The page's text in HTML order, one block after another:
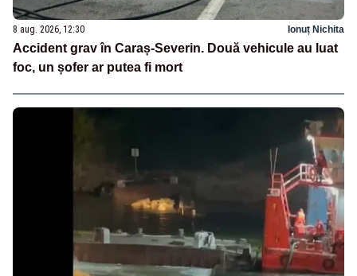
8 aug. 2026, 12:30 Ionuț Nichita
Accident grav în Caraș-Severin. Două vehicule au luat
foc, un șofer ar putea fi mort